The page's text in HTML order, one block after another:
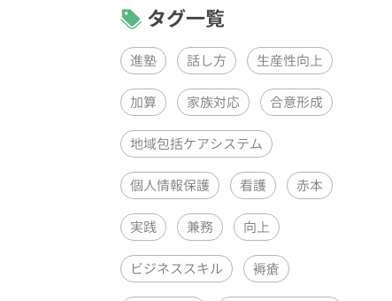
ンサルティング（月1回）
ケアラーズ・クラブQAセッション
（月1回）
タグ一覧
進塾 話し方 生産性向上
加算 家族対応 合意形成
地域包括ケアシステム
個人情報保護 看護 赤本
実践 兼務 向上
ビジネススキル 褥瘡